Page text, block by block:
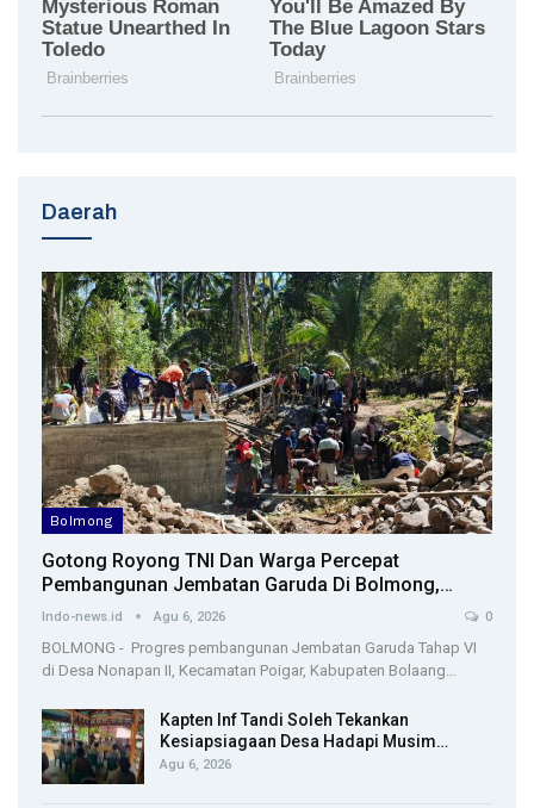
Daerah
Bolmong
Gotong Royong TNI Dan Warga Percepat
Pembangunan Jembatan Garuda Di Bolmong,…
Indo-news.id Agu 6, 2026 0
BOLMONG - Progres pembangunan Jembatan Garuda Tahap VI
di Desa Nonapan II, Kecamatan Poigar, Kabupaten Bolaang…
Kapten Inf Tandi Soleh Tekankan
Kesiapsiagaan Desa Hadapi Musim…
Agu 6, 2026